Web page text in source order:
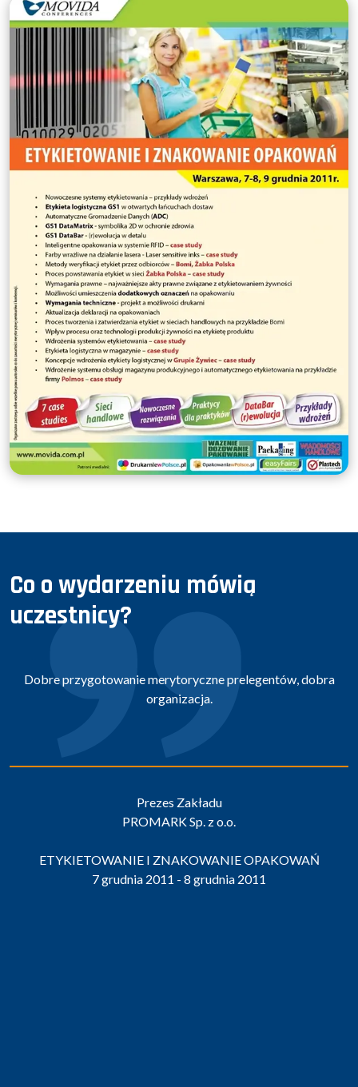
Co o wydarzeniu mówią
uczestnicy?
Dobre przygotowanie merytoryczne prelegentów, dobra
organizacja.
Prezes Zakładu
PROMARK Sp. z o.o.
ETYKIETOWANIE I ZNAKOWANIE OPAKOWAŃ
7 grudnia 2011 - 8 grudnia 2011